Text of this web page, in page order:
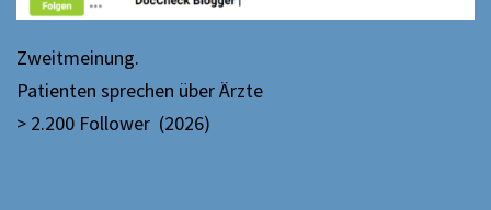
Zweitmeinung.
Patienten sprechen über Ärzte
> 2.200 Follower (2026)